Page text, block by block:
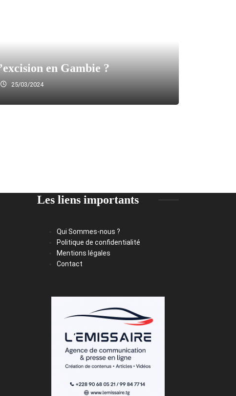
en Gambie ?
25/03/2024
Les liens importants
Qui Sommes-nous ?
Politique de confidentialité
Mentions légales
Contact